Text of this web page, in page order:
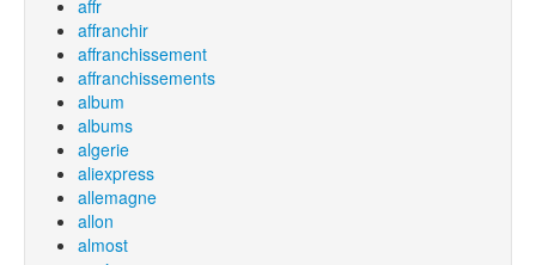
affr
affranchir
affranchissement
affranchissements
album
albums
algerie
aliexpress
allemagne
allon
almost